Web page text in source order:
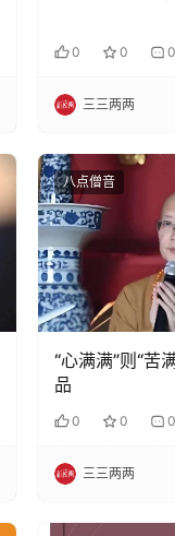
0 0 0
三三两两
八点僧音
“心满满”则“苦
品
0 0 0
三三两两